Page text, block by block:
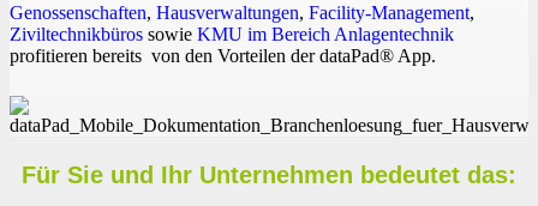
Genossenschaften, Hausverwaltungen, Facility-Management,
Ziviltechnikbüros sowie KMU im Bereich Anlagentechnik
profitieren bereits von den Vorteilen der dataPad® App.
Für Sie und Ihr Unternehmen bedeutet das: